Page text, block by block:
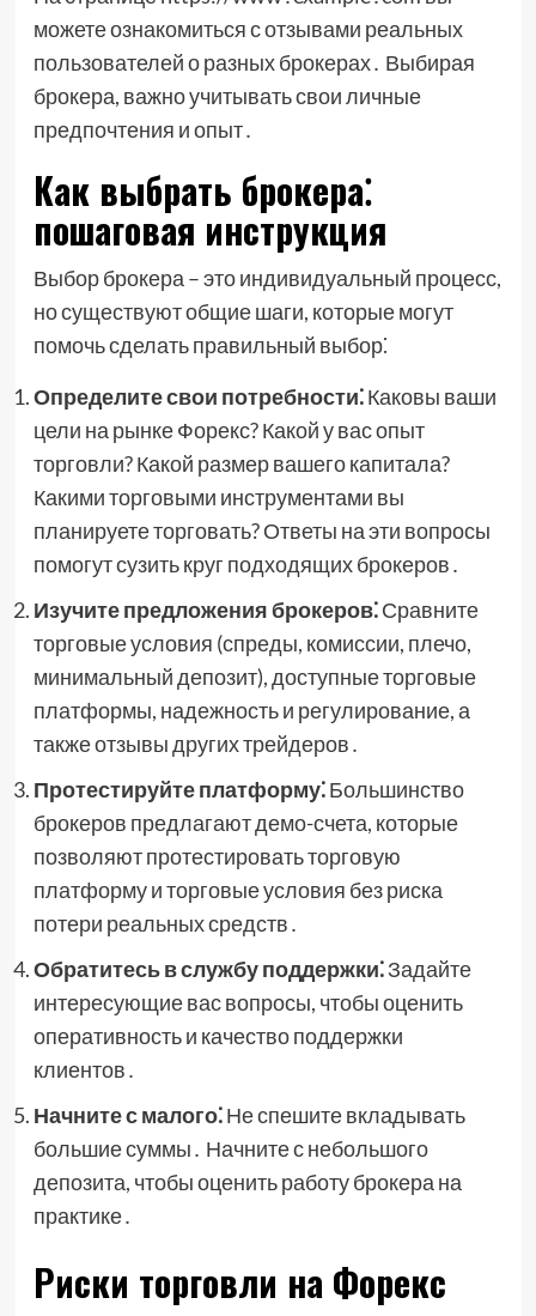
можете ознакомиться с отзывами реальных
пользователей о разных брокерах․ Выбирая
брокера, важно учитывать свои личные
предпочтения и опыт․
Как выбрать брокера⁚
пошаговая инструкция
Выбор брокера – это индивидуальный процесс,
но существуют общие шаги, которые могут
помочь сделать правильный выбор⁚
Определите свои потребности⁚Каковы ваши
цели на рынке Форекс? Какой у вас опыт
торговли? Какой размер вашего капитала?
Какими торговыми инструментами вы
планируете торговать? Ответы на эти вопросы
помогут сузить круг подходящих брокеров․
Изучите предложения брокеров⁚Сравните
торговые условия (спреды, комиссии, плечо,
минимальный депозит), доступные торговые
платформы, надежность и регулирование, а
также отзывы других трейдеров․
Протестируйте платформу⁚Большинство
брокеров предлагают демо-счета, которые
позволяют протестировать торговую
платформу и торговые условия без риска
потери реальных средств․
Обратитесь в службу поддержки⁚Задайте
интересующие вас вопросы, чтобы оценить
оперативность и качество поддержки
клиентов․
Начните с малого⁚Не спешите вкладывать
большие суммы․ Начните с небольшого
депозита, чтобы оценить работу брокера на
практике․
Риски торговли на Форекс